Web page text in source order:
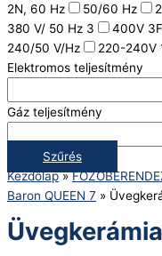
2N, 60 Hz
50/60 Hz
380 V/ 50 Hz 3
400V
240/50 V/Hz
220-240V
Elektromos teljesítmény
Gáz teljesítmény
Szűrés
Kezdőlap»
Baron QUEEN 7 »